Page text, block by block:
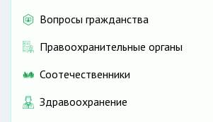
Вопросы гражданства
Правоохранительные органы
Соотечественники
Здравоохранение